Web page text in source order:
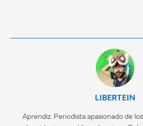
LIBERTEIN
Aprendiz. Periodista apasionado de